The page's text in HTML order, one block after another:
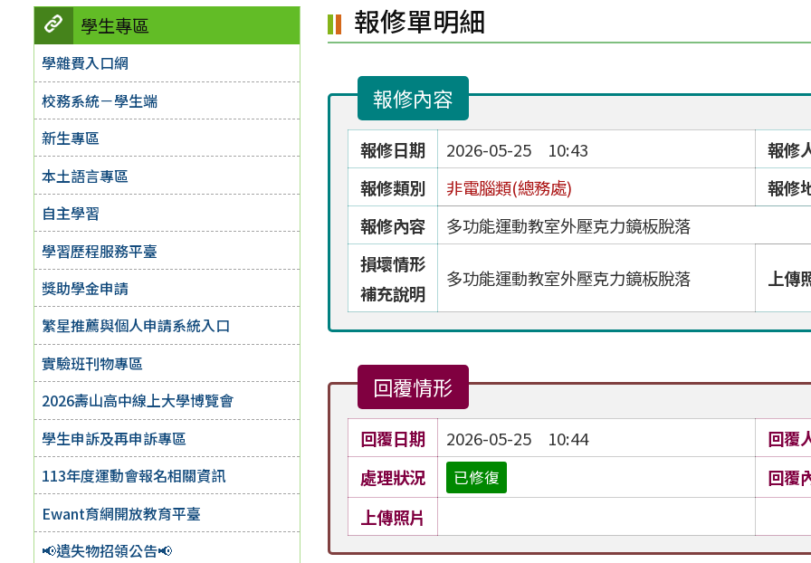
學生專區
學雜費入口網
校務系統－學生端
新生專區
本土語言專區
自主學習
學習歷程服務平臺
獎助學金申請
繁星推薦與個人申請系統入口
實驗班刊物專區
2026壽山高中線上大學博覽會
學生申訴及再申訴專區
113年度運動會報名相關資訊
Ewant育網開放教育平臺
📢遺失物招領公告📢
報修單明細
報修內容
報修日期 2026-05-25 10:43
報修
報修類別
非電腦類(總務處)
報修
報修內容
多功能運動教室外壓克力鏡板脫落
損壞情形
補充說明
多功能運動教室外壓克力鏡板脫落 上傳
回覆情形
回覆日期 2026-05-25 10:44
回覆
處理狀況
已修復
回覆
上傳照片